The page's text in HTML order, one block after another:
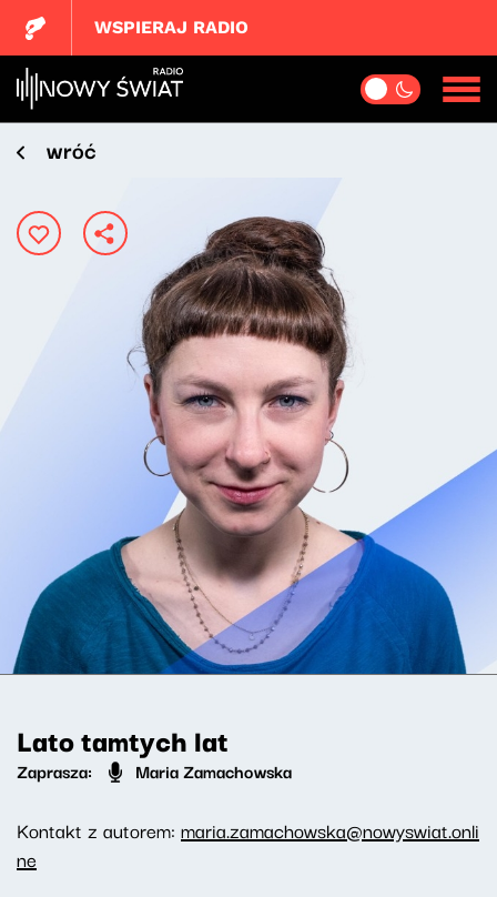
WSPIERAJ RADIO
wróć
Lato tamtych lat
Zaprasza: Maria Zamachowska
Kontakt z autorem: maria.zamachowska@nowyswiat.onli
ne